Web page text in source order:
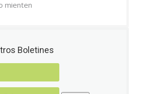
mienten
Boletines